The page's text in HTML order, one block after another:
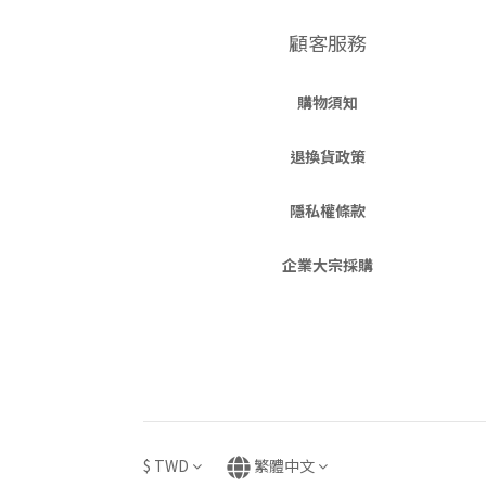
顧客服務
購物須知
退換貨政策
隱私權條款
企業大宗採購
$ TWD 繁體中文